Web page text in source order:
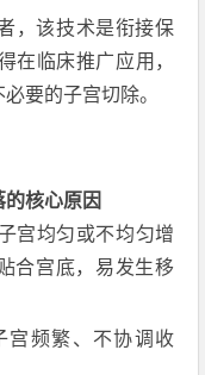
，该技术是衔接保
在临床推广应用，
要的子宫切除。
核心原因
宫均匀或不均匀增
合宫底，易发生移
宫频繁、不协调收